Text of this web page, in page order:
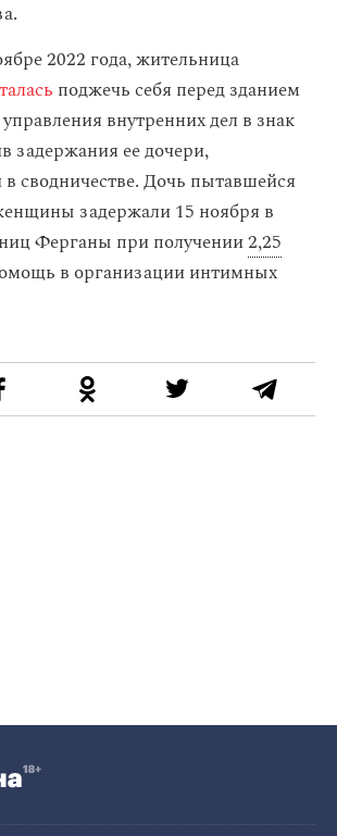
2022 года, жительница
поджечь себя перед зданием
внутренних дел в знак
задержания ее дочери,
сводничестве. Дочь пытавшейся
задержали 15 ноября в
Ферганы при получении2,25
в организации интимных